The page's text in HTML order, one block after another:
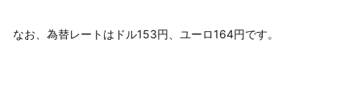
なお、為替レートはドル153円、ユーロ164円です。